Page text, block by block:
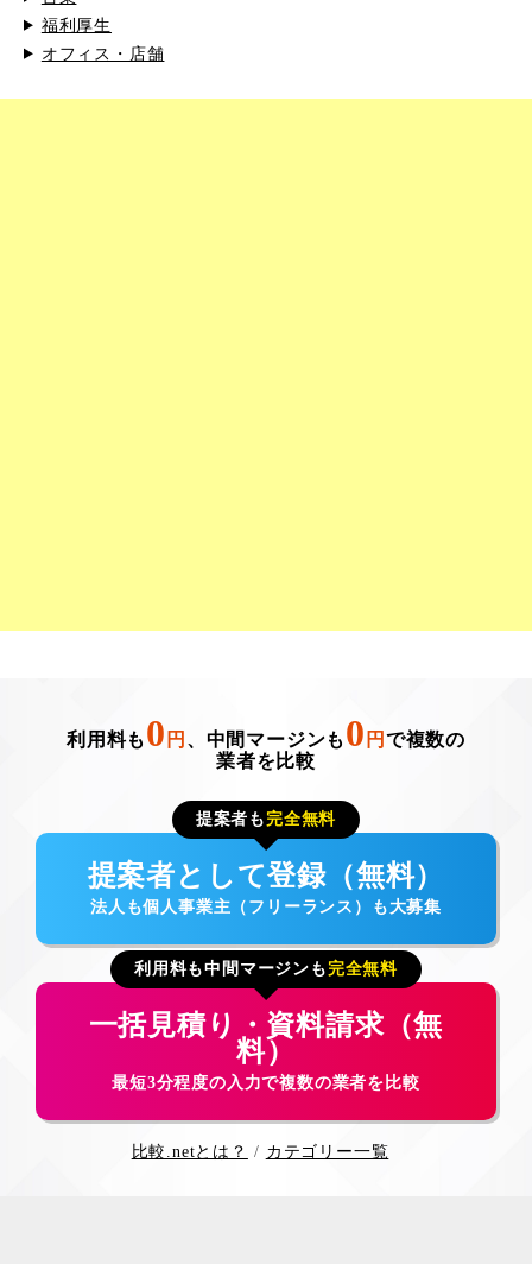
福利厚生
オフィス・店舗
利用料も 0 円 、中間マージンも 0 円 で複数の
業者を比較
提案者も 完全無料
提案者として登録（無料）
法人も個人事業主（フリーランス）も大募集
利用料も中間マージンも 完全無料
一括見積り・資料請求（無
料）
最短3分程度の入力で複数の業者を比較
比較.netとは？ カテゴリー一覧